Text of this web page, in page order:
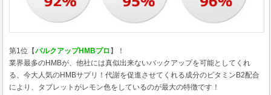
第1位【バルクアップHMBプロ 】！
業界最多のHMBが、他社には真似出来ないバックアップを可能としてくれ
る、今大人気のHMBサプリ！代謝を促進させてくれる成分のビタミンB2配合
により、タブレットがレモン色をしているのが最大の特徴です！